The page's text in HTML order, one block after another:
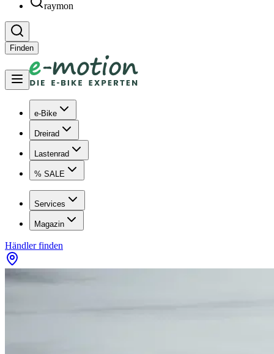
raymon
Finden
e-Bike
Dreirad
Lastenrad
% SALE
Services
Magazin
Händler finden